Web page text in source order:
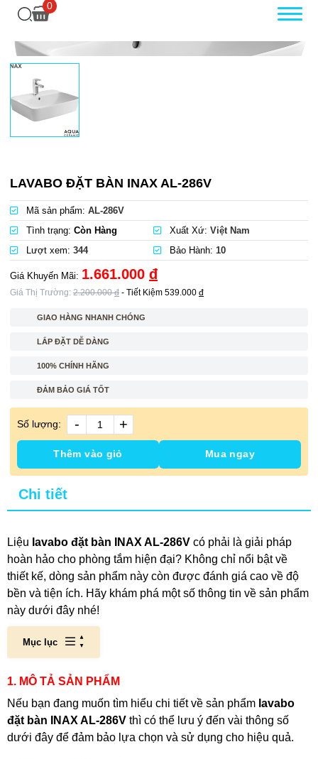
0
LAVABO ĐẶT BÀN INAX AL-286V
Mã sản phẩm: AL-286V
Tình trạng: Còn Hàng Xuất Xứ: Việt Nam
Lượt xem: 344 Bảo Hành: 10
Giá Khuyến Mãi: 1.661.000 đ
Giá Thị Trường: 2.200.000đ - Tiết Kiệm 539.000 đ
GIAO HÀNG NHANH CHÓNG
LẮP ĐẶT DỄ DÀNG
100% CHÍNH HÃNG
ĐẢM BẢO GIÁ TỐT
Số lượng: - +
Thêm vào giỏ Mua ngay
Chi tiết
Liệu lavabo đặt bàn INAX AL-286V có phải là giải pháp
hoàn hảo cho phòng tắm hiện đại? Không chỉ nổi bật về
thiết kế, dòng sản phẩm này còn được đánh giá cao về độ
bền và tiện ích. Hãy khám phá một số thông tin về sản phẩm
này dưới đây nhé!
Mục lục
1. MÔ TẢ SẢN PHẨM
Nếu bạn đang muốn tìm hiểu chi tiết về sản phẩm lavabo
đặt bàn INAX AL-286V thì có thể lưu ý đến vài thông số
dưới đây để đảm bảo lựa chọn và sử dụng cho hiệu quả.